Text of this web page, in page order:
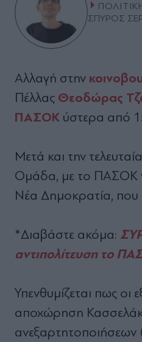
ΣΠΥΡΟΣ
Αλλαγή στην
Πέλλας Θεοδώρας
ΠΑΣΟΚ ύστερα από
Μετά και την
Ομάδα, με το ΠΑΣΟΚ
Νέα Δημοκρατία, που
*Διαβάστε ακόμα:
αντιπολίτευση το
Υπενθυμίζεται πως οι
αποχώρηση